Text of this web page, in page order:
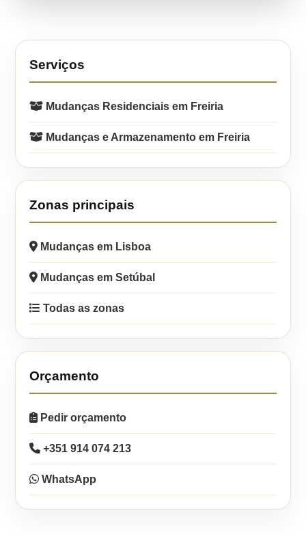
Serviços
Mudanças Residenciais em Freiria
Mudanças e Armazenamento em Freiria
Zonas principais
Mudanças em Lisboa
Mudanças em Setúbal
Todas as zonas
Orçamento
Pedir orçamento
+351 914 074 213
WhatsApp